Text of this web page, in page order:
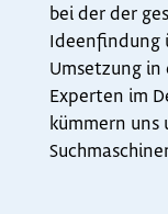
bei der der
Ideenfindung
Umsetzung in
Experten im
kümmern uns